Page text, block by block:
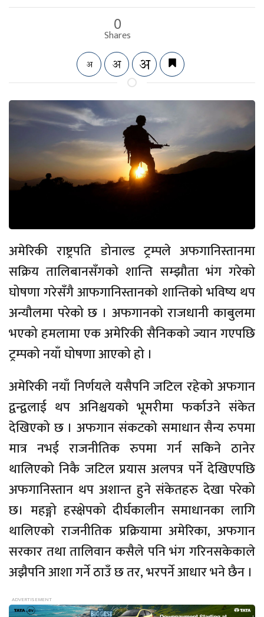
0
Shares
अमेरिकी राष्ट्रपति डोनाल्ड ट्रम्पले अफगानिस्तानमा
सक्रिय तालिबानसँगको शान्ति सम्झौता भंग गरेको
घोषणा गरेसँगै आफगानिस्तानको शान्तिको भविष्य थप
अन्यौलमा परेको छ । अफगानको राजधानी काबुलमा
भएको हमलामा एक अमेरिकी सैनिकको ज्यान गएपछि
ट्रम्पको नयाँ घोषणा आएको हो ।
अमेरिकी नयाँ निर्णयले यसैपनि जटिल रहेको अफगान
द्वन्द्वलाई थप अनिश्चयको भूमरीमा फर्काउने संकेत
देखिएको छ । अफगान संकटको समाधान सैन्य रुपमा
मात्र नभई राजनीतिक रुपमा गर्न सकिने ठानेर
थालिएको निकै जटिल प्रयास अलपत्र पर्ने देखिएपछि
अफगानिस्तान थप अशान्त हुने संकेतहरु देखा परेको
छ। महङ्गो हस्क्षेपको दीर्घकालीन समाधानका लागि
थालिएको राजनीतिक प्रक्रियामा अमेरिका, अफगान
सरकार तथा तालिवान कसैले पनि भंग गरिनसकेकाले
अझैपनि आशा गर्ने ठाउँ छ तर, भरपर्ने आधार भने छैन ।